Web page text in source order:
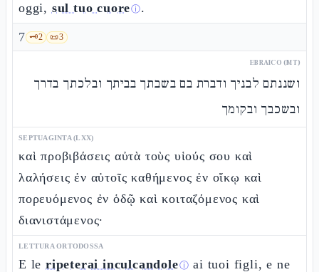
oggi, sul tuo cuoreⓘ.
7 🗝️2 📜3
EBRAICO (MT)
ושננתם לבניך ודברת בם בשבתך בביתך ובלכתך בדרך
ובשכבך ובקומך
SEPTUAGINTA (LXX)
καὶ προβιβάσεις αὐτὰ τοὺς υἱούς σου καὶ
λαλήσεις ἐν αὐτοῖς καθήμενος ἐν οἴκῳ καὶ
πορευόμενος ἐν ὁδῷ καὶ κοιταζόμενος καὶ
διανιστάμενος·
LETTURA ORTODOSSA
E le ripeterai inculcandoleⓘ ai tuoi figli, e ne